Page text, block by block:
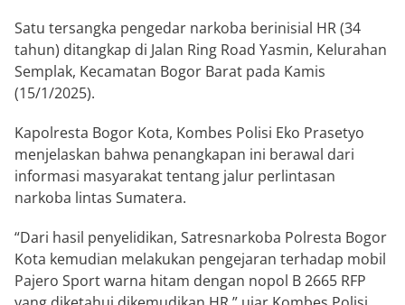
Satu tersangka pengedar narkoba berinisial HR (34
tahun) ditangkap di Jalan Ring Road Yasmin, Kelurahan
Semplak, Kecamatan Bogor Barat pada Kamis
(15/1/2025).
Kapolresta Bogor Kota, Kombes Polisi Eko Prasetyo
menjelaskan bahwa penangkapan ini berawal dari
informasi masyarakat tentang jalur perlintasan
narkoba lintas Sumatera.
“Dari hasil penyelidikan, Satresnarkoba Polresta Bogor
Kota kemudian melakukan pengejaran terhadap mobil
Pajero Sport warna hitam dengan nopol B 2665 RFP